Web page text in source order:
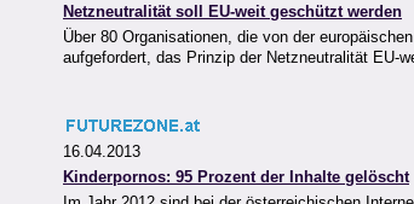
Netzneutralität soll EU-weit geschützt werden
Über 80 Organisationen, die von der
aufgefordert, das Prinzip der Netzneutralität EU-
16.04.2013
Kinderpornos: 95 Prozent der Inhalte gelöscht